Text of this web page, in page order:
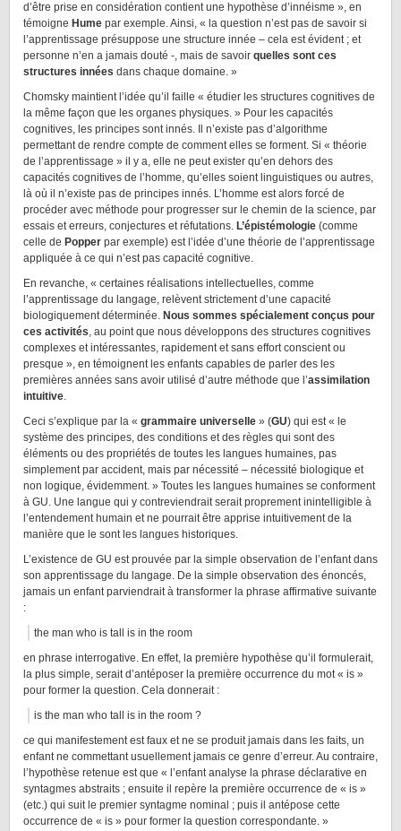
d’être prise en considération contient une hypothèse d’innéisme », en
témoigne Hume par exemple. Ainsi, « la question n’est pas de savoir si
l’apprentissage présuppose une structure innée – cela est évident ; et
personne n’en a jamais douté -, mais de savoir quelles sont ces
structures innées dans chaque domaine. »
Chomsky maintient l’idée qu’il faille « étudier les structures cognitives de
la même façon que les organes physiques. » Pour les capacités
cognitives, les principes sont innés. Il n’existe pas d’algorithme
permettant de rendre compte de comment elles se forment. Si « théorie
de l’apprentissage » il y a, elle ne peut exister qu’en dehors des
capacités cognitives de l’homme, qu’elles soient linguistiques ou autres,
là où il n’existe pas de principes innés. L’homme est alors forcé de
procéder avec méthode pour progresser sur le chemin de la science, par
essais et erreurs, conjectures et réfutations. L’épistémologie (comme
celle de Popper par exemple) est l’idée d’une théorie de l’apprentissage
appliquée à ce qui n’est pas capacité cognitive.
En revanche, « certaines réalisations intellectuelles, comme
l’apprentissage du langage, relèvent strictement d’une capacité
biologiquement déterminée. Nous sommes spécialement conçus pour
ces activités, au point que nous développons des structures cognitives
complexes et intéressantes, rapidement et sans effort conscient ou
presque », en témoignent les enfants capables de parler des les
premières années sans avoir utilisé d’autre méthode que l’assimilation
intuitive.
Ceci s’explique par la « grammaire universelle » (GU) qui est « le
système des principes, des conditions et des règles qui sont des
éléments ou des propriétés de toutes les langues humaines, pas
simplement par accident, mais par nécessité – nécessité biologique et
non logique, évidemment. » Toutes les langues humaines se conforment
à GU. Une langue qui y contreviendrait serait proprement inintelligible à
l’entendement humain et ne pourrait être apprise intuitivement de la
manière que le sont les langues historiques.
L’existence de GU est prouvée par la simple observation de l’enfant dans
son apprentissage du langage. De la simple observation des énoncés,
jamais un enfant parviendrait à transformer la phrase affirmative suivante
:
the man who is tall is in the room
en phrase interrogative. En effet, la première hypothèse qu’il formulerait,
la plus simple, serait d’antéposer la première occurrence du mot « is »
pour former la question. Cela donnerait :
is the man who tall is in the room ?
ce qui manifestement est faux et ne se produit jamais dans les faits, un
enfant ne commettant usuellement jamais ce genre d’erreur. Au contraire,
l’hypothèse retenue est que « l’enfant analyse la phrase déclarative en
syntagmes abstraits ; ensuite il repère la première occurrence de « is »
(etc.) qui suit le premier syntagme nominal ; puis il antépose cette
occurrence de « is » pour former la question correspondante. »